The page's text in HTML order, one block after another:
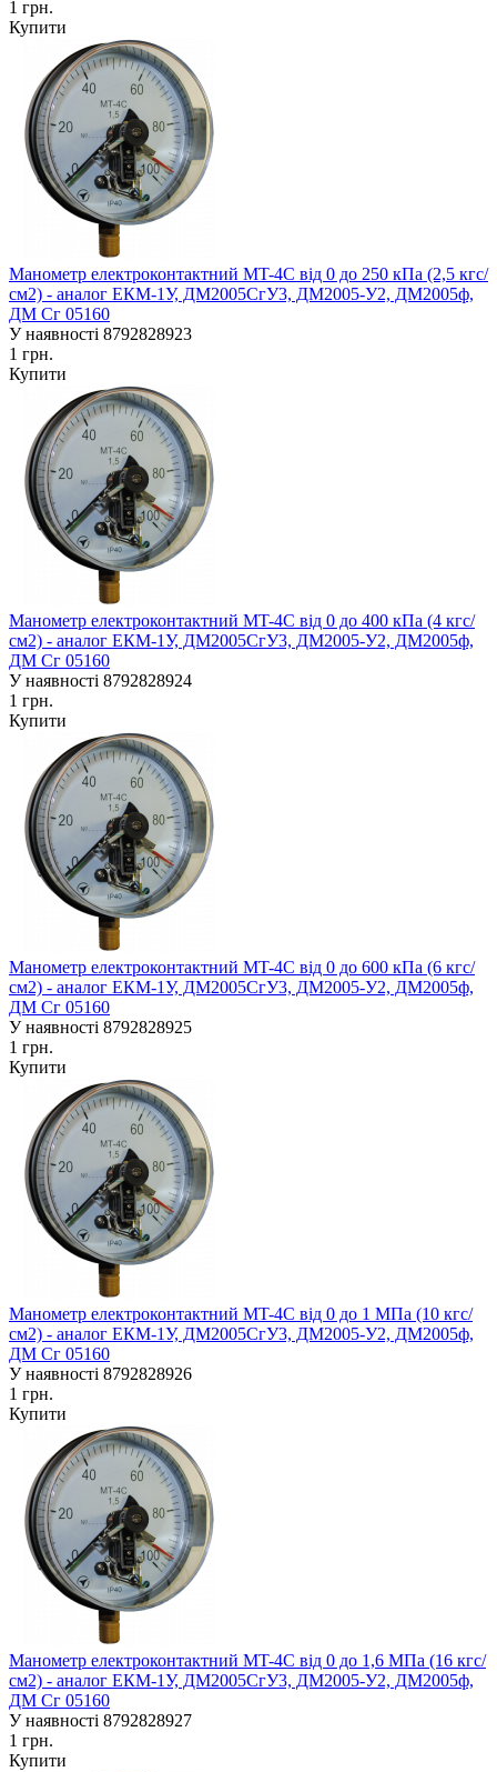
1 грн.
Купити
Манометр електроконтактний MT-4C від 0 до 250 кПа (2,5 кгс/
см2) - аналог ЕКM-1У, ДМ2005СгУ3, ДМ2005-У2, ДМ2005ф,
ДМ Сг 05160
У наявності 8792828923
1 грн.
Купити
Манометр електроконтактний MT-4C від 0 до 400 кПа (4 кгс/
см2) - аналог ЕКM-1У, ДМ2005СгУ3, ДМ2005-У2, ДМ2005ф,
ДМ Сг 05160
У наявності 8792828924
1 грн.
Купити
Манометр електроконтактний MT-4C від 0 до 600 кПа (6 кгс/
см2) - аналог ЕКM-1У, ДМ2005СгУ3, ДМ2005-У2, ДМ2005ф,
ДМ Сг 05160
У наявності 8792828925
1 грн.
Купити
Манометр електроконтактний MT-4C від 0 до 1 МПа (10 кгс/
см2) - аналог ЕКM-1У, ДМ2005СгУ3, ДМ2005-У2, ДМ2005ф,
ДМ Сг 05160
У наявності 8792828926
1 грн.
Купити
Манометр електроконтактний MT-4C від 0 до 1,6 МПа (16 кгс/
см2) - аналог ЕКM-1У, ДМ2005СгУ3, ДМ2005-У2, ДМ2005ф,
ДМ Сг 05160
У наявності 8792828927
1 грн.
Купити